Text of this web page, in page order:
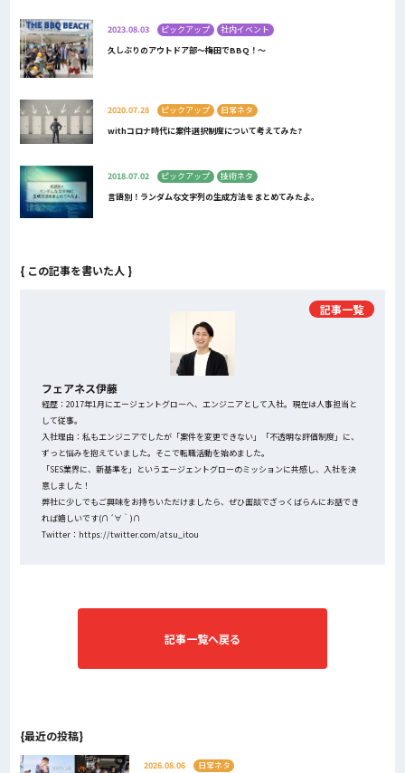
2023.08.03 ピックアップ
社内イベント
久しぶりのアウトドア部～梅田でBBQ！～
2020.07.28 ピックアップ
日常ネタ
withコロナ時代に案件選択制度について考えてみた?
2018.07.02 ピックアップ
技術ネタ
言語別！ランダムな文字列の生成方法をまとめてみたよ。
{ この記事を書いた人 }
フェアネス伊藤
経歴：2017年1月にエージェントグローへ、エンジニアとして入社。現在は人事担当と
して従事。
入社理由：私もエンジニアでしたが「案件を変更できない」「不透明な評価制度」に、
ずっと悩みを抱えていました。そこで転職活動を始めました。
「SES業界に、新基準を」というエージェントグローのミッションに共感し、入社を決
意しました！
弊社に少しでもご興味をお持ちいただけましたら、ぜひ面談でざっくばらんにお話でき
れば嬉しいです(∩´∀｀)∩
Twitter：https://twitter.com/atsu_itou
記事一覧
記事一覧へ戻る
{最近の投稿}
2026.08.06
日常ネタ